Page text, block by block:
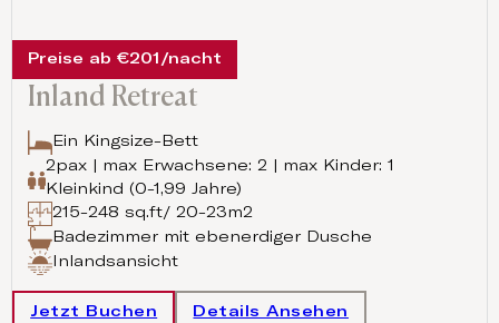
Inland Retreat
Ein Kingsize-Bett
2pax | max Erwachsene: 2 | max Kinder: 1
Kleinkind (0-1,99 Jahre)
215-248 sq.ft/ 20-23m2
Badezimmer mit ebenerdiger Dusche
Inlandsansicht
Preise ab €201/nacht
Jetzt Buchen Details Ansehen